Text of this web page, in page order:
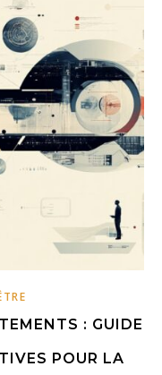
: GUIDE
POUR LA